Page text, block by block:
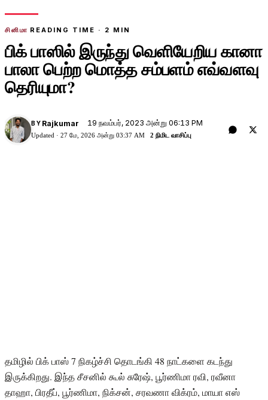
சினிமா READING TIME · 2 MIN
பிக் பாஸில் இருந்து வெளியேறிய கானா
பாலா பெற்ற மொத்த சம்பளம் எவ்வளவு
தெரியுமா?
BY Rajkumar 19 நவம்பர், 2023 அன்று 06:13 PM
Updated · 27 மே, 2026 அன்று 03:37 AM 2 நிமிட வாசிப்பு
தமிழில் பிக் பாஸ் 7 நிகழ்ச்சி தொடங்கி 48 நாட்களை கடந்து
இருக்கிறது. இந்த சீசனில் கூல் சுரேஷ், பூர்ணிமா ரவி, ரவீனா
தாஹா, பிரதீப், பூர்ணிமா, நிக்சன், சரவணா விக்ரம், மாயா எஸ்